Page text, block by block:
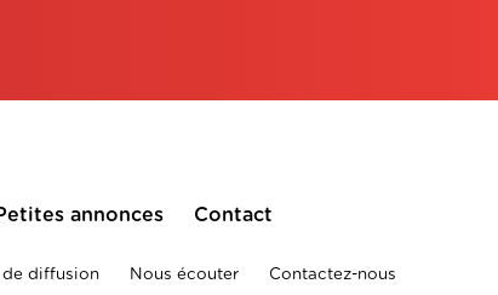
annonces Contact
de diffusion Nous écouter Contactez-nous